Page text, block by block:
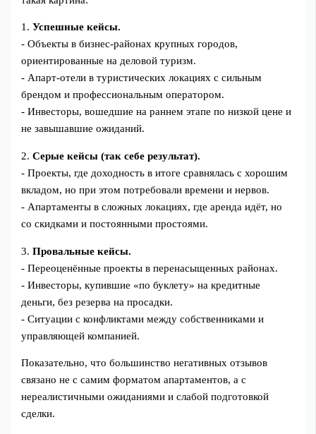
1.Успешные кейсы.
- Объекты в бизнес‑районах крупных городов,
ориентированные на деловой туризм.
- Апарт‑отели в туристических локациях с сильным
брендом и профессиональным оператором.
- Инвесторы, вошедшие на раннем этапе по низкой цене и
не завышавшие ожиданий.
2.Серые кейсы (так себе результат).
- Проекты, где доходность в итоге сравнялась с хорошим
вкладом, но при этом потребовали времени и нервов.
- Апартаменты в сложных локациях, где аренда идёт, но
со скидками и постоянными простоями.
3.Провальные кейсы.
- Переоценённые проекты в перенасыщенных районах.
- Инвесторы, купившие «по буклету» на кредитные
деньги, без резерва на просадки.
- Ситуации с конфликтами между собственниками и
управляющей компанией.
Показательно, что большинство негативных отзывов
связано не с самим форматом апартаментов, а с
нереалистичными ожиданиями и слабой подготовкой
сделки.